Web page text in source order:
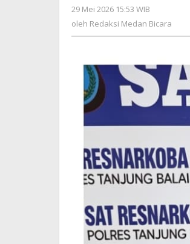
29 Mei 2026 15:53 WIB
Redaksi
oleh Redaksi Medan Bicara